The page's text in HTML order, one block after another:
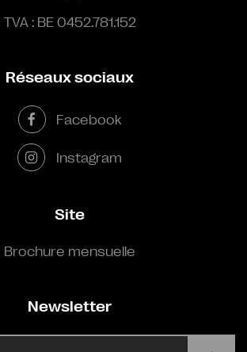
TVA : BE 0452.781.152
Réseaux sociaux
Facebook
Instagram
Site
Brochure mensuelle
Newsletter